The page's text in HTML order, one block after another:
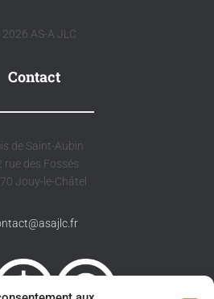
AS-A JLC
Contact
de Saint-Aubin
rue des Fossés
Jouy-le-Châtel